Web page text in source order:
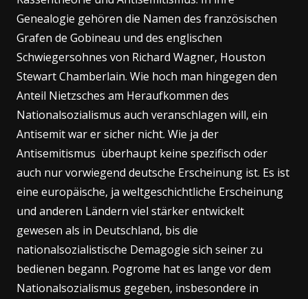
Genealogie gehören die Namen des französischen
Grafen de Gobineau und des englischen
Schwiegersohnes von Richard Wagner, Houston
Stewart Chamberlain. Wie hoch man hingegen den
Anteil Nietzsches am Heraufkommen des
Nationalsozialismus auch veranschlagen will, ein
Antisemit war er sicher nicht. Wie ja der
Antisemitismus überhaupt keine spezifisch oder
auch nur vorwiegend deutsche Erscheinung ist. Es ist
eine europäische, ja weltgeschichtliche Erscheinung
und anderen Ländern viel stärker entwickelt
gewesen als in Deutschland, bis die
nationalsozialistische Demagogie sich seiner zu
bedienen begann. Pogrome hat es lange vor dem
Nationalsozialismus gegeben, insbesondere in